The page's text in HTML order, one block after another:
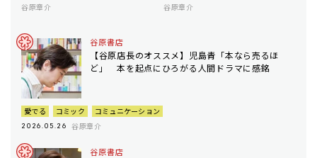
谷原章介 谷原章介
谷原書店
【谷原店長のオススメ】児島青「本なら売るほ
ど」 本を起点にひろがる人間ドラマに感銘
愛でる コミック コミュニケーション
2026.05.26 谷原章介
谷原書店